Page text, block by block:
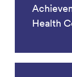
Health